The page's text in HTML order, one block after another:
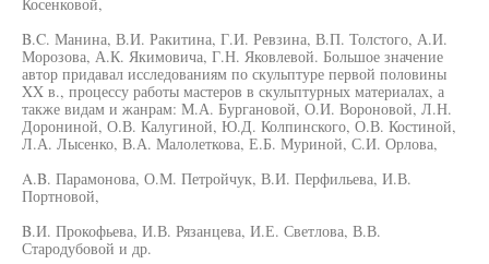
B.C. Манина, В.И. Ракитина, Г.И. Ревзина, В.П. Толстого, А.И.
Морозова, А.К. Якимовича, Г.Н. Яковлевой. Большое значение
автор придавал исследованиям по скульптуре первой половины
XX в., процессу работы мастеров в скульптурных материалах, а
также видам и жанрам: М.А. Бургановой, О.И. Вороновой, Л.Н.
Дорониной, О.В. Калугиной, Ю.Д. Колпинского, О.В. Костиной,
Л.А. Лысенко, В.А. Малолеткова, Е.Б. Муриной, С.И. Орлова,
A.B. Парамонова, О.М. Петройчук, В.И. Перфильева, И.В.
Портновой,
B.И. Прокофьева, И.В. Рязанцева, И.Е. Светлова, В.В.
Стародубовой и др.